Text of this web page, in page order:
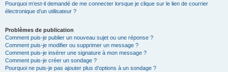
Pourquoi m’est-il demandé de me connecter lorsque je clique sur le lien de courrier
électronique d’un utilisateur ?
Problèmes de publication
Comment puis-je publier un nouveau sujet ou une réponse ?
Comment puis-je modifier ou supprimer un message ?
Comment puis-je insérer une signature à mon message ?
Comment puis-je créer un sondage ?
Pourquoi ne puis-je pas ajouter plus d’options à un sondage ?